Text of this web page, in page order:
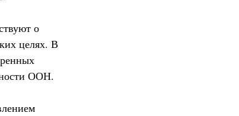
о
целях. В
ООН.